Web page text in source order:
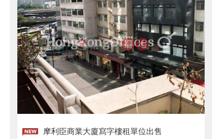
摩利臣商業大廈寫字樓租單位出售